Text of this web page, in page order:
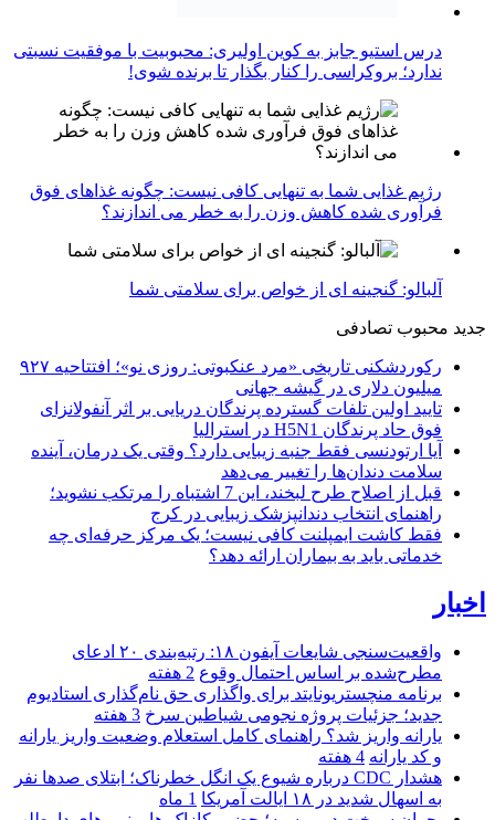
درس استیو جابز به کوین اولیری: محبوبیت با موفقیت نسبتی
ندارد؛ بروکراسی را کنار بگذار تا برنده شوی!
رژیم غذایی شما به تنهایی کافی نیست: چگونه غذاهای فوق
فرآوری شده کاهش وزن را به خطر می اندازند؟
آلبالو: گنجینه ای از خواص برای سلامتی شما
جدید محبوب تصادفی
رکوردشکنی تاریخی «مرد عنکبوتی: روزی نو»؛ افتتاحیه ۹۲۷
میلیون دلاری در گیشه جهانی
تایید اولین تلفات گسترده پرندگان دریایی بر اثر آنفولانزای
فوق حاد پرندگان H5N1 در استرالیا
آیا ارتودنسی فقط جنبه زیبایی دارد؟ وقتی یک درمان، آینده
سلامت دندان‌ها را تغییر می‌دهد
قبل از اصلاح طرح لبخند، این 7 اشتباه را مرتکب نشوید؛
راهنمای انتخاب دندانپزشک زیبایی در کرج
فقط کاشت ایمپلنت کافی نیست؛ یک مرکز حرفه‌ای چه
خدماتی باید به بیماران ارائه دهد؟
اخبار
واقعیت‌سنجی شایعات آیفون ۱۸: رتبه‌بندی ۲۰ ادعای
مطرح‌شده بر اساس احتمال وقوع 2 هفته
برنامه منچستریونایتد برای واگذاری حق نام‌گذاری استادیوم
جدید؛ جزئیات پروژه نجومی شیاطین سرخ 3 هفته
یارانه واریز شد؟ راهنمای کامل استعلام وضعیت واریز یارانه
و کد یارانه 4 هفته
هشدار CDC درباره شیوع یک انگل خطرناک؛ ابتلای صدها نفر
به اسهال شدید در ۱۸ ایالت آمریکا
1 ماه